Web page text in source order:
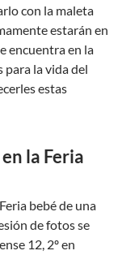
con la maleta
estarán en
encuentra en la
para la vida del
estas
la Feria
bebé de una
de fotos se
12, 2º en